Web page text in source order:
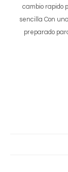
cambio rapido
sencilla Con
preparado